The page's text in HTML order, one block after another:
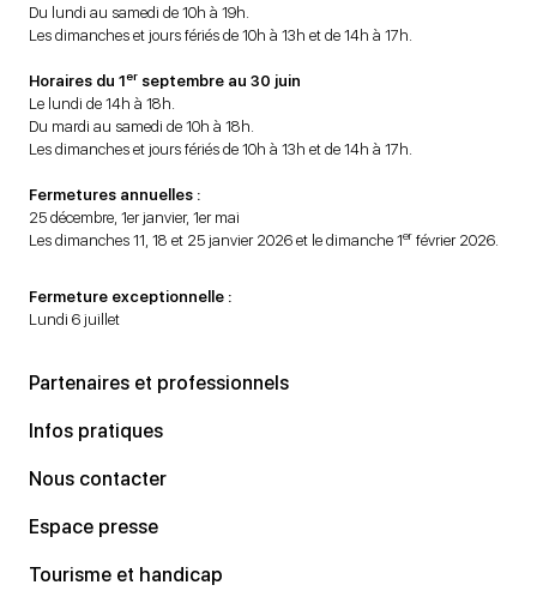
Du lundi au samedi de 10h à 19h.
Les dimanches et jours fériés de 10h à 13h et de 14h à 17h.
Horaires du 1er septembre au 30 juin
Le lundi de 14h à 18h.
Du mardi au samedi de 10h à 18h.
Les dimanches et jours fériés de 10h à 13h et de 14h à 17h.
Fermetures annuelles :
25 décembre, 1er janvier, 1er mai
Les dimanches 11, 18 et 25 janvier 2026 et le dimanche 1er février 2026.
Fermeture exceptionnelle :
Lundi 6 juillet
Partenaires et professionnels
Infos pratiques
Nous contacter
Espace presse
Tourisme et handicap